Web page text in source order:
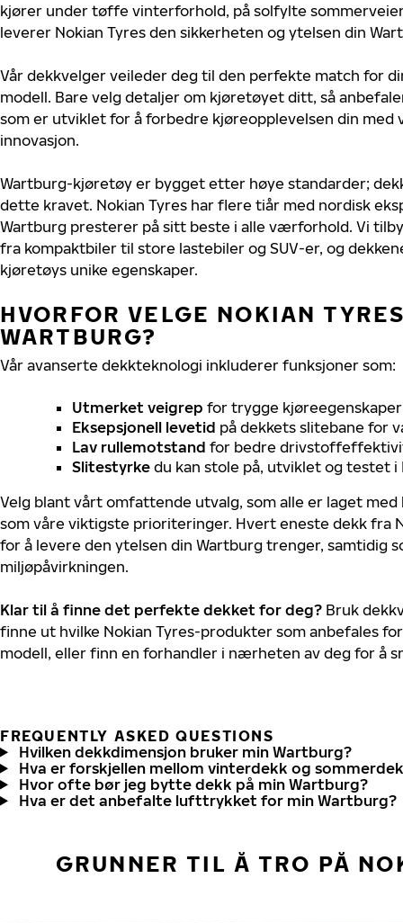
kjører under tøffe vinterforhold, på solfylte
leverer Nokian Tyres den sikkerheten og ytelsen din
Vår dekkvelger veileder deg til den perfekte match for
modell. Bare velg detaljer om kjøretøyet ditt, så
som er utviklet for å forbedre kjøreopplevelsen din med
innovasjon.
Wartburg-kjøretøy er bygget etter høye standarder;
dette kravet. Nokian Tyres har flere tiår med nordisk
Wartburg presterer på sitt beste i alle værforhold. Vi
fra kompaktbiler til store lastebiler og SUV-er, og
kjøretøys unike egenskaper.
HVORFOR VELGE NOKIAN
WARTBURG?
Vår avanserte dekkteknologi inkluderer funksjoner som:
Utmerket veigrep for trygge
Eksepsjonell levetid på dekkets slitebane for
Lav rullemotstand for bedre
Slitestyrke du kan stole på, utviklet og testet i
Velg blant vårt omfattende utvalg, som alle er laget
som våre viktigste prioriteringer. Hvert eneste dekk fra
for å levere den ytelsen din Wartburg trenger, samtidig
miljøpåvirkningen.
Klar til å finne det perfekte dekket for deg? Bruk
finne ut hvilke Nokian Tyres-produkter som anbefales
modell, eller finn en forhandler i nærheten av deg for å
FREQUENTLY ASKED QUESTIONS
Hvilken dekkdimensjon bruker min Wartburg?
Hva er forskjellen mellom vinterdekk og
Hvor ofte bør jeg bytte dekk på min Wartburg?
Hva er det anbefalte lufttrykket for min Wartburg?
GRUNNER TIL Å TRO PÅ